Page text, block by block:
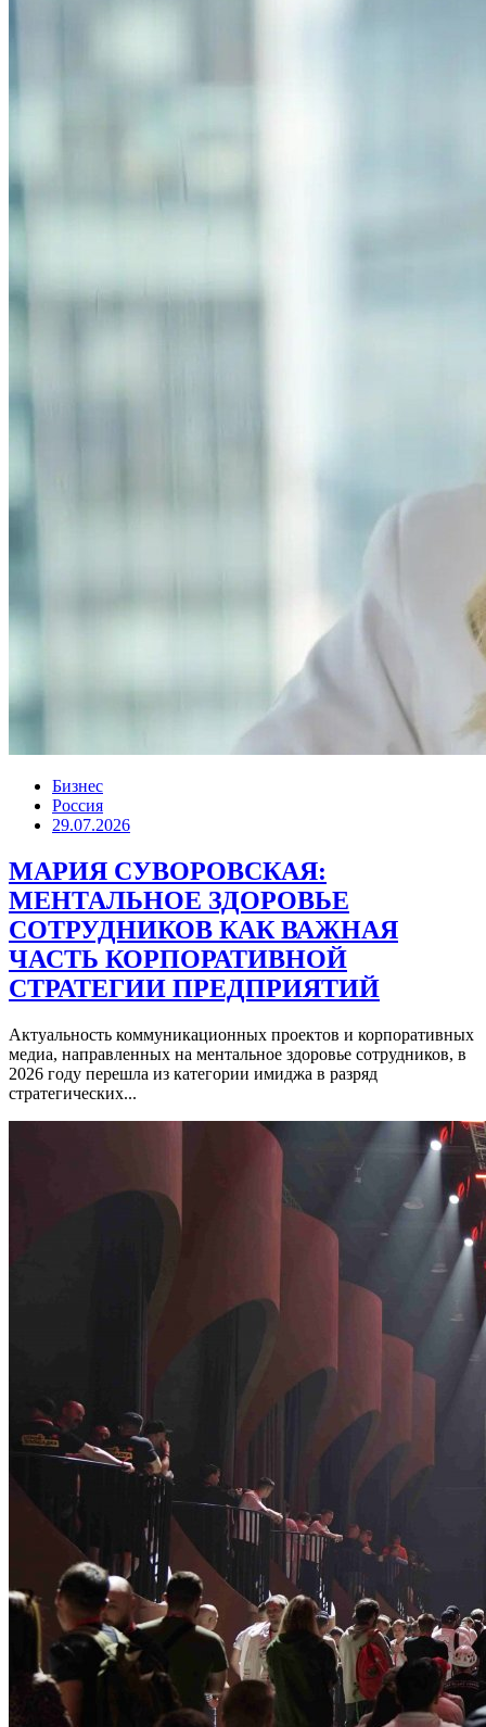
Бизнес
Россия
29.07.2026
МАРИЯ СУВОРОВСКАЯ:
МЕНТАЛЬНОЕ ЗДОРОВЬЕ
СОТРУДНИКОВ КАК ВАЖНАЯ
ЧАСТЬ КОРПОРАТИВНОЙ
СТРАТЕГИИ ПРЕДПРИЯТИЙ
Актуальность коммуникационных проектов и корпоративных
медиа, направленных на ментальное здоровье сотрудников, в
2026 году перешла из категории имиджа в разряд
стратегических...